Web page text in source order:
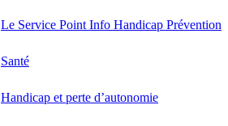
Le Service Point Info Handicap Prévention
Santé
Handicap et perte d’autonomie